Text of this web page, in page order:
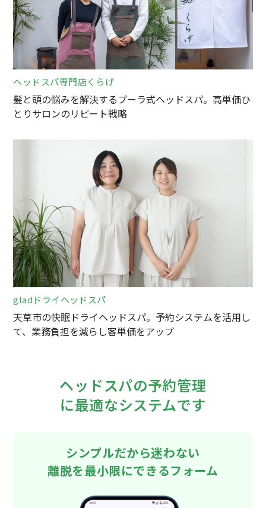
ヘッドスパ専門店くらげ
髪と頭の悩みを解決するプーラ式ヘッドスパ。高単価ひ
とりサロンのリピート戦略
gladドライヘッドスパ
天草市の快眠ドライヘッドスパ。予約システムを活用し
て、業務負担を減らし客単価をアップ
ヘッドスパの予約管理
に最適なシステムです
シンプルだから迷わない
離脱を最小限にできるフォーム